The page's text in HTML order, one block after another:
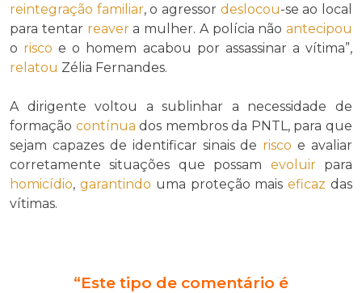
reintegração familiar, o agressor deslocou-se ao local
para tentar reavera mulher. A polícia não antecipou
o risco e o homem acabou por assassinar a vítima”,
relatou Zélia Fernandes.
A dirigente voltou a sublinhar a necessidade de
formação contínua dos membros da PNTL, para que
sejam capazes de identificar sinais de risco e avaliar
corretamente situações que possam evoluirpara
homicídio, garantindo uma proteção maiseficaz das
vítimas.
“Este tipo de comentário é